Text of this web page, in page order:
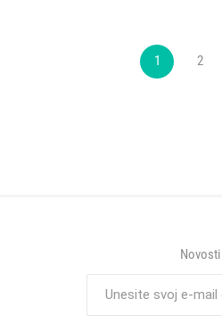
1 2
Novosti